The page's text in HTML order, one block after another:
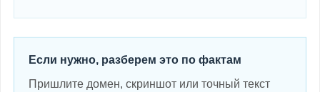
Если нужно, разберем это по фактам
Пришлите домен, скриншот или точный текст